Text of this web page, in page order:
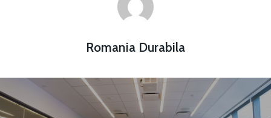
Romania Durabila